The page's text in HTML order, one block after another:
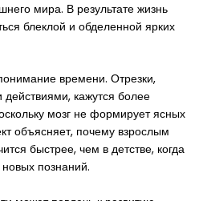
мира. В результате жизнь
блеклой и обделенной ярких
времени. Отрезки,
кажутся более
мозг не формирует ясных
объясняет, почему взрослым
быстрее, чем в детстве, когда
познаний.